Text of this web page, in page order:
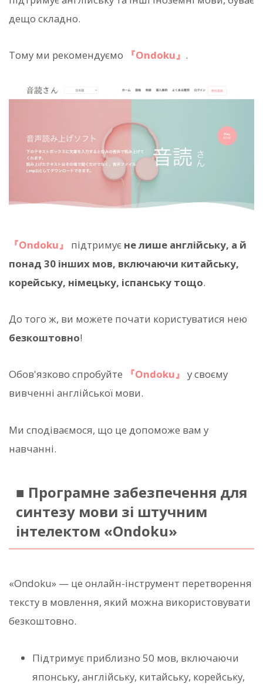
дещо складно.
Тому ми рекомендуємо 『Ondoku』 .
『Ondoku』 підтримує не лише англійську, а й
понад 30 інших мов, включаючи китайську,
корейську, німецьку, іспанську тощо.
До того ж, ви можете почати користуватися нею
безкоштовно!
Обов'язково спробуйте 『Ondoku』 у своєму
вивченні англійської мови.
Ми сподіваємося, що це допоможе вам у
навчанні.
■ Програмне забезпечення для
синтезу мови зі штучним
інтелектом «Ondoku»
«Ondoku» — це онлайн-інструмент перетворення
тексту в мовлення, який можна використовувати
безкоштовно.
Підтримує приблизно 50 мов, включаючи
японську, англійську, китайську, корейську,